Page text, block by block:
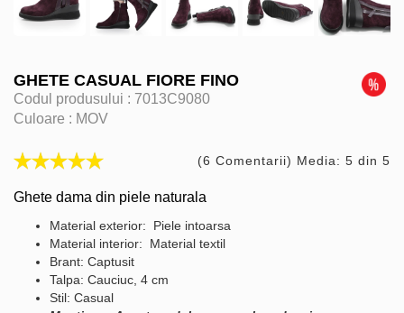
GHETE CASUAL FIORE FINO
Codul produsului : 7013C9080
Culoare : MOV
(6 Comentarii) Media: 5 din 5
Ghete dama din piele naturala
Material exterior: Piele intoarsa
Material interior: Material textil
Brant: Captusit
Talpa: Cauciuc, 4 cm
Stil: Casual